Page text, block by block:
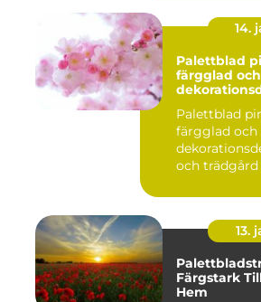
14.
Palettblad
färgglad
Palettblad
färgglad och
och trädgård Introduktion
13.
Färgstark
Hem